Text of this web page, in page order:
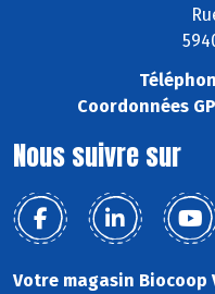
Coordonnées
Nous suivre sur
Votre magasin Biocoop